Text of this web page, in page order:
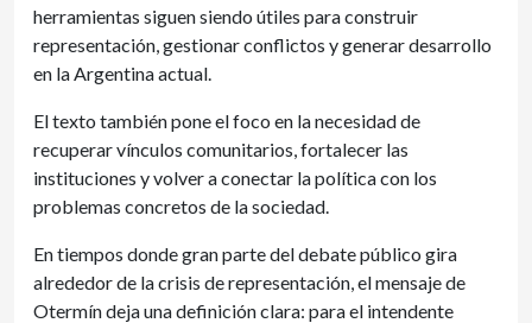
herramientas siguen siendo útiles para construir
representación, gestionar conflictos y generar desarrollo
en la Argentina actual.
El texto también pone el foco en la necesidad de
recuperar vínculos comunitarios, fortalecer las
instituciones y volver a conectar la política con los
problemas concretos de la sociedad.
En tiempos donde gran parte del debate público gira
alrededor de la crisis de representación, el mensaje de
Otermín deja una definición clara: para el intendente